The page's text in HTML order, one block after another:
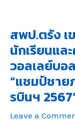
สพป.ตรัง
นักเรียนแ
วอลเลย์บอ
“แชมป์ชาย
รบินฯ
Leave a